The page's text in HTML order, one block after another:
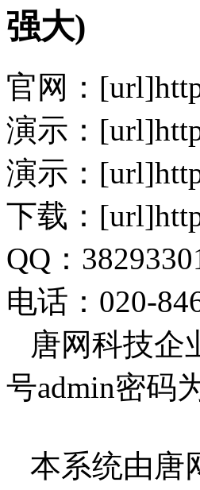
强大)
官网：
演示：
演示：
下载：
QQ：
电话：020-
唐网科技企
号admin密码
本系统由唐